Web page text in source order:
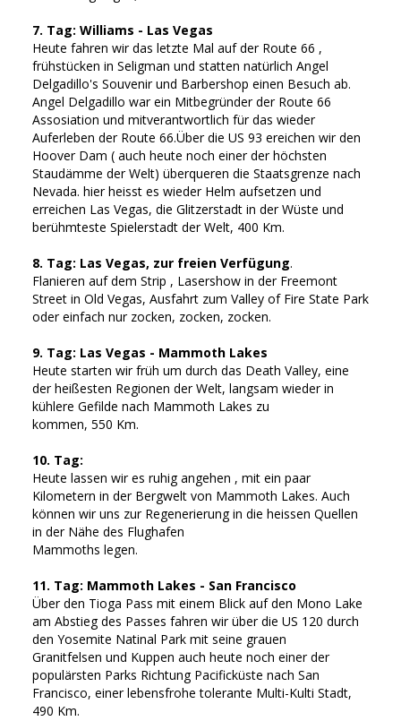
7. Tag: Williams - Las Vegas
Heute fahren wir das letzte Mal auf der Route 66 ,
frühstücken in Seligman und statten natürlich Angel
Delgadillo's Souvenir und Barbershop einen Besuch ab.
Angel Delgadillo war ein Mitbegründer der Route 66
Assosiation und mitverantwortlich für das wieder
Auferleben der Route 66.Über die US 93 ereichen wir den
Hoover Dam ( auch heute noch einer der höchsten
Staudämme der Welt) überqueren die Staatsgrenze nach
Nevada. hier heisst es wieder Helm aufsetzen und
erreichen Las Vegas, die Glitzerstadt in der Wüste und
berühmteste Spielerstadt der Welt, 400 Km.
8. Tag: Las Vegas, zur freien Verfügung.
Flanieren auf dem Strip , Lasershow in der Freemont
Street in Old Vegas, Ausfahrt zum Valley of Fire State Park
oder einfach nur zocken, zocken, zocken.
9. Tag: Las Vegas - Mammoth Lakes
Heute starten wir früh um durch das Death Valley, eine
der heißesten Regionen der Welt, langsam wieder in
kühlere Gefilde nach Mammoth Lakes zu
kommen, 550 Km.
10. Tag:
Heute lassen wir es ruhig angehen , mit ein paar
Kilometern in der Bergwelt von Mammoth Lakes. Auch
können wir uns zur Regenerierung in die heissen Quellen
in der Nähe des Flughafen
Mammoths legen.
11. Tag: Mammoth Lakes - San Francisco
Über den Tioga Pass mit einem Blick auf den Mono Lake
am Abstieg des Passes fahren wir über die US 120 durch
den Yosemite Natinal Park mit seine grauen
Granitfelsen und Kuppen auch heute noch einer der
populärsten Parks Richtung Pacificküste nach San
Francisco, einer lebensfrohe tolerante Multi-Kulti Stadt,
490 Km.